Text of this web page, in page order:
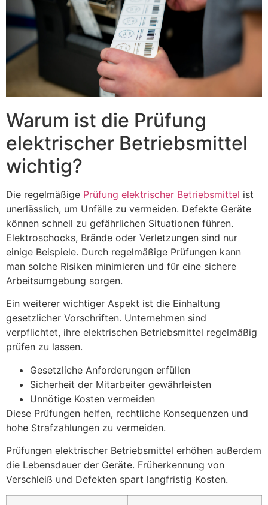
Warum ist die Prüfung
elektrischer Betriebsmittel
wichtig?
Die regelmäßige Prüfung elektrischer Betriebsmittel ist
unerlässlich, um Unfälle zu vermeiden. Defekte Geräte
können schnell zu gefährlichen Situationen führen.
Elektroschocks, Brände oder Verletzungen sind nur
einige Beispiele. Durch regelmäßige Prüfungen kann
man solche Risiken minimieren und für eine sichere
Arbeitsumgebung sorgen.
Ein weiterer wichtiger Aspekt ist die Einhaltung
gesetzlicher Vorschriften. Unternehmen sind
verpflichtet, ihre elektrischen Betriebsmittel regelmäßig
prüfen zu lassen.
Gesetzliche Anforderungen erfüllen
Sicherheit der Mitarbeiter gewährleisten
Unnötige Kosten vermeiden
Diese Prüfungen helfen, rechtliche Konsequenzen und
hohe Strafzahlungen zu vermeiden.
Prüfungen elektrischer Betriebsmittel erhöhen außerdem
die Lebensdauer der Geräte. Früherkennung von
Verschleiß und Defekten spart langfristig Kosten.